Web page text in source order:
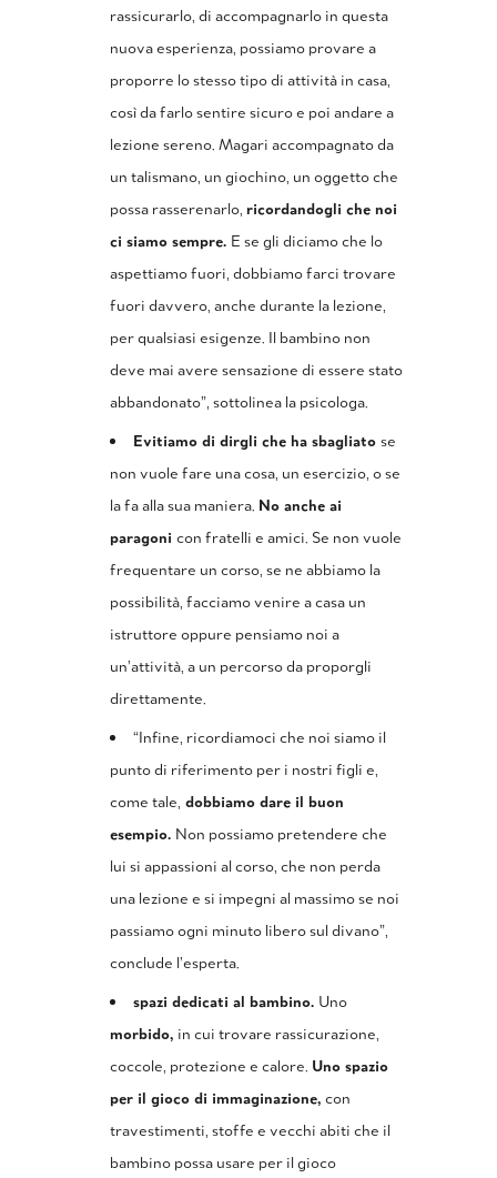
rassicurarlo, di accompagnarlo in questa
nuova esperienza, possiamo provare a
proporre lo stesso tipo di attività in casa,
così da farlo sentire sicuro e poi andare a
lezione sereno. Magari accompagnato da
un talismano, un giochino, un oggetto che
possa rasserenarlo, ricordandogli che noi
ci siamo sempre. E se gli diciamo che lo
aspettiamo fuori, dobbiamo farci trovare
fuori davvero, anche durante la lezione,
per qualsiasi esigenze. Il bambino non
deve mai avere sensazione di essere stato
abbandonato”, sottolinea la psicologa.
Evitiamo di dirgli che ha sbagliato se
non vuole fare una cosa, un esercizio, o se
la fa alla sua maniera. No anche ai
paragoni con fratelli e amici. Se non vuole
frequentare un corso, se ne abbiamo la
possibilità, facciamo venire a casa un
istruttore oppure pensiamo noi a
un’attività, a un percorso da proporgli
direttamente.
“Infine, ricordiamoci che noi siamo il
punto di riferimento per i nostri figli e,
come tale, dobbiamo dare il buon
esempio. Non possiamo pretendere che
lui si appassioni al corso, che non perda
una lezione e si impegni al massimo se noi
passiamo ogni minuto libero sul divano”,
conclude l’esperta.
spazi dedicati al bambino. Uno
morbido, in cui trovare rassicurazione,
coccole, protezione e calore. Uno spazio
per il gioco di immaginazione, con
travestimenti, stoffe e vecchi abiti che il
bambino possa usare per il gioco